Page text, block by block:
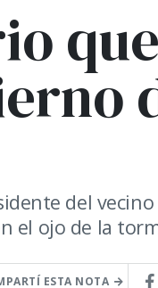
que
del
el ojo de la
ESTA NOTA